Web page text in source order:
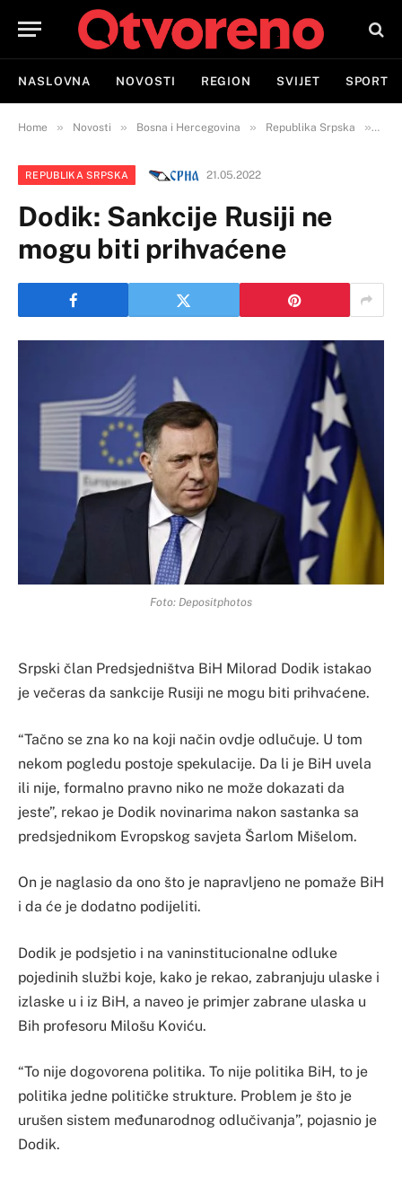
NASLOVNA NOVOSTI REGION SVIJET SPORT
Home » Novosti » Bosna i Hercegovina » Republika Srpska »
REPUBLIKA SRPSKA 21.05.2022
Dodik: Sankcije Rusiji ne
mogu biti prihvaćene
Foto: Depositphotos
Srpski član Predsjedništva BiH Milorad Dodik istakao
je večeras da sankcije Rusiji ne mogu biti prihvaćene.
“Tačno se zna ko na koji način ovdje odlučuje. U tom
nekom pogledu postoje spekulacije. Da li je BiH uvela
ili nije, formalno pravno niko ne može dokazati da
jeste”, rekao je Dodik novinarima nakon sastanka sa
predsjednikom Evropskog savjeta Šarlom Mišelom.
On je naglasio da ono što je napravljeno ne pomaže BiH
i da će je dodatno podijeliti.
Dodik je podsjetio i na vaninstitucionalne odluke
pojedinih službi koje, kako je rekao, zabranjuju ulaske i
izlaske u i iz BiH, a naveo je primjer zabrane ulaska u
Bih profesoru Milošu Koviću.
“To nije dogovorena politika. To nije politika BiH, to je
politika jedne političke strukture. Problem je što je
urušen sistem međunarodnog odlučivanja”, pojasnio je
Dodik.